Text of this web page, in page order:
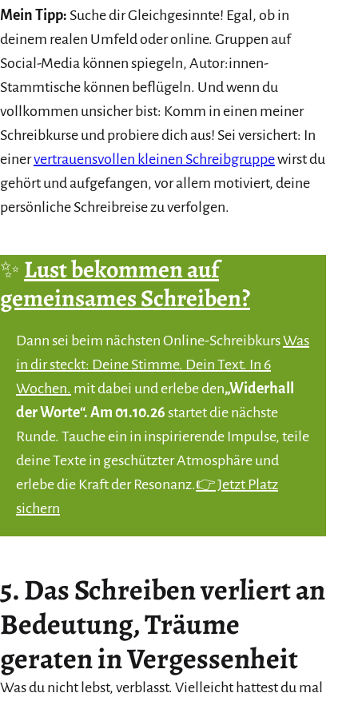
Mein Tipp: Suche dir Gleichgesinnte! Egal, ob in
deinem realen Umfeld oder online. Gruppen auf
Social-Media können spiegeln, Autor:innen-
Stammtische können beflügeln. Und wenn du
vollkommen unsicher bist: Komm in einen meiner
Schreibkurse und probiere dich aus! Sei versichert: In
einervertrauensvollen kleinen Schreibgruppewirst du
gehört und aufgefangen, vor allem motiviert, deine
persönliche Schreibreise zu verfolgen.
✨Lust bekommen auf
gemeinsames Schreiben?
Dann sei beim nächsten Online-SchreibkursWas
in dir steckt: Deine Stimme. Dein Text. In 6
Wochen. mit dabei und erlebe den„Widerhall
der Worte“. Am 01.10.26 startet die nächste
Runde. Tauche ein in inspirierende Impulse, teile
deine Texte in geschützter Atmosphäre und
erlebe die Kraft der Resonanz.👉 Jetzt Platz
sichern
5. Das Schreiben verliert an
Bedeutung, Träume
geraten in Vergessenheit
Was du nicht lebst, verblasst. Vielleicht hattest du mal